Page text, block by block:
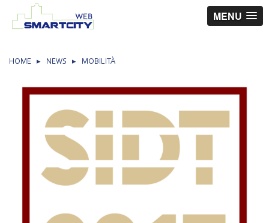
MENU
HOME ▸ NEWS ▸ MOBILITÀ